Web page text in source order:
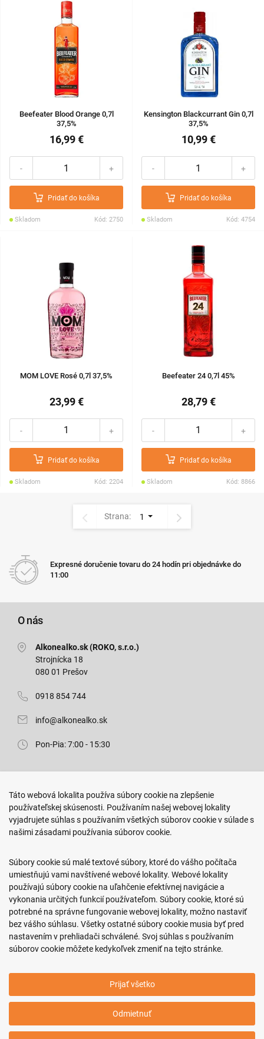
Beefeater Blood Orange 0,7l
37,5%
16,99 €
- +
Pridať do košíka
Skladom Kód: 2750
Kensington Blackcurrant Gin 0,7l
37,5%
10,99 €
- +
Pridať do košíka
Skladom Kód: 4754
MOM LOVE Rosé 0,7l 37,5%
23,99 €
- +
Pridať do košíka
Skladom Kód: 2204
Beefeater 24 0,7l 45%
28,79 €
- +
Pridať do košíka
Skladom Kód: 8866
Strana: 1
Expresné doručenie tovaru do 24 hodín pri objednávke do
11:00
O nás
Alkonealko.sk (ROKO, s.r.o.)
Strojnícka 18
080 01 Prešov
0918 854 744
info@alkonealko.sk
Pon-Pia: 7:00 - 15:30
Arm. gen. Svobodu 23/A
080 01 Prešov
0917 466 578
sekcovpredajna@doroka.sk
Pon-Ned: 9:00 - 20:00
Podmienky nákupu
Informácie o firme
Copyright © 2011-2026 ROKO, s.r.o.
Upraviť nastavenia Cookies
Táto webová lokalita používa súbory cookie na zlepšenie
používateľskej skúsenosti. Používaním našej webovej lokality
vyjadrujete súhlas s používaním všetkých súborov cookie v súlade s
našimi zásadami používania súborov cookie.
Súbory cookie sú malé textové súbory, ktoré do vášho počítača
umiestňujú vami navštívené webové lokality. Webové lokality
používajú súbory cookie na uľahčenie efektívnej navigácie a
vykonania určitých funkcií používateľom. Súbory cookie, ktoré sú
potrebné na správne fungovanie webovej lokality, možno nastaviť
bez vášho súhlasu. Všetky ostatné súbory cookie musia byť pred
nastavením v prehliadači schválené. Svoj súhlas s používaním
súborov cookie môžete kedykoľvek zmeniť na tejto stránke.
Prijať všetko
Odmietnuť